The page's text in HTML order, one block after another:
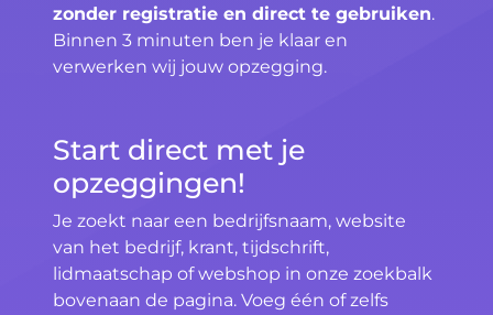
zonder registratie en direct te gebruiken.
Binnen 3 minuten ben je klaar en
verwerken wij jouw opzegging.
Start direct met je
opzeggingen!
Je zoekt naar een bedrijfsnaam, website
van het bedrijf, krant, tijdschrift,
lidmaatschap of webshop in onze zoekbalk
bovenaan de pagina. Voeg één of zelfs